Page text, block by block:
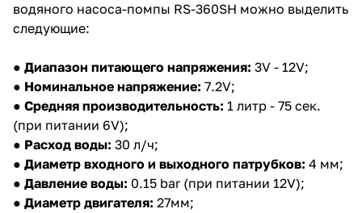
водяного насоса-помпы RS-360SH можно выделить
следующие:
● Диапазон питающего напряжения: 3V - 12V;
● Номинальное напряжение: 7.2V;
● Средняя производительность: 1 литр - 75 сек.
(при питании 6V);
● Расход воды: 30 л/ч;
● Диаметр входного и выходного патрубков: 4 мм;
● Давление воды: 0.15 bar (при питании 12V);
● Диаметр двигателя: 27мм;